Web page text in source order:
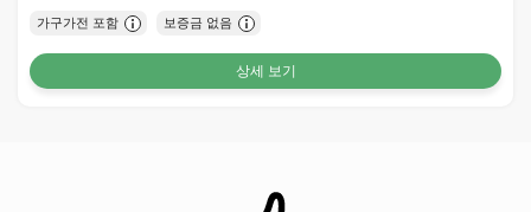
가구가전 포함 보증금 없음
상세 보기